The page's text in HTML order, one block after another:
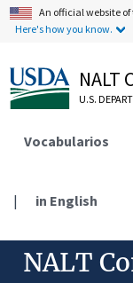
An official website
Here's how you know.
NALT
U.S.
Vocabularios
| in English
NALT